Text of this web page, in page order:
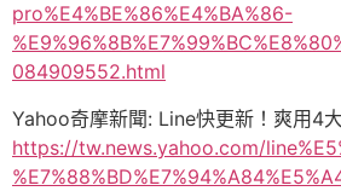
pro%E4%BE%86%E4%BA%86-
084909552.html
Yahoo奇摩新聞: Line快更新！爽用4
https://tw.news.yahoo.com/